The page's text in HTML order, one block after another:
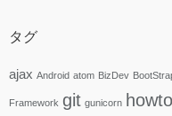
タグ
ajax Android atom BizDev
Framework git gunicorn howto